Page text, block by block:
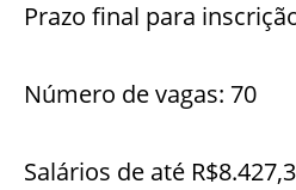
Prazo final para
Número de vagas: 70
Salários de até